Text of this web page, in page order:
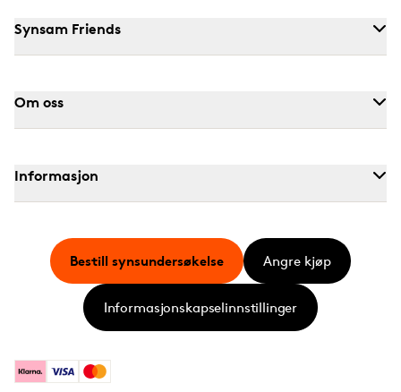
Synsam Friends
Om oss
Informasjon
KlarnaVisa Mastercard
Bestill synsundersøkelse Angre kjøp
Informasjonskapselinnstillinger